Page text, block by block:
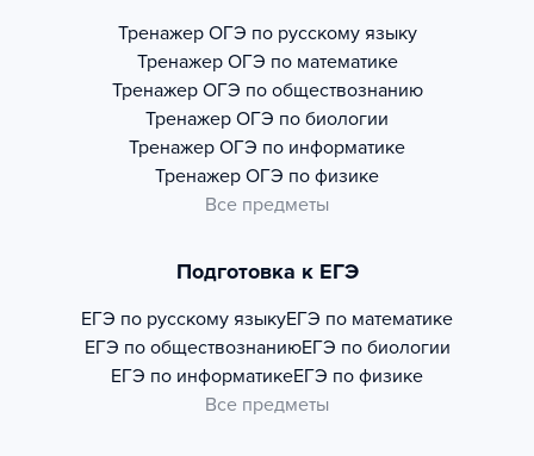
Тренажер ОГЭ по русскому языку
Тренажер ОГЭ по математике
Тренажер ОГЭ по обществознанию
Тренажер ОГЭ по биологии
Тренажер ОГЭ по информатике
Тренажер ОГЭ по физике
Все предметы
Подготовка к ЕГЭ
ЕГЭ по русскому языкуЕГЭ по математике
ЕГЭ по обществознаниюЕГЭ по биологии
ЕГЭ по информатикеЕГЭ по физике
Все предметы